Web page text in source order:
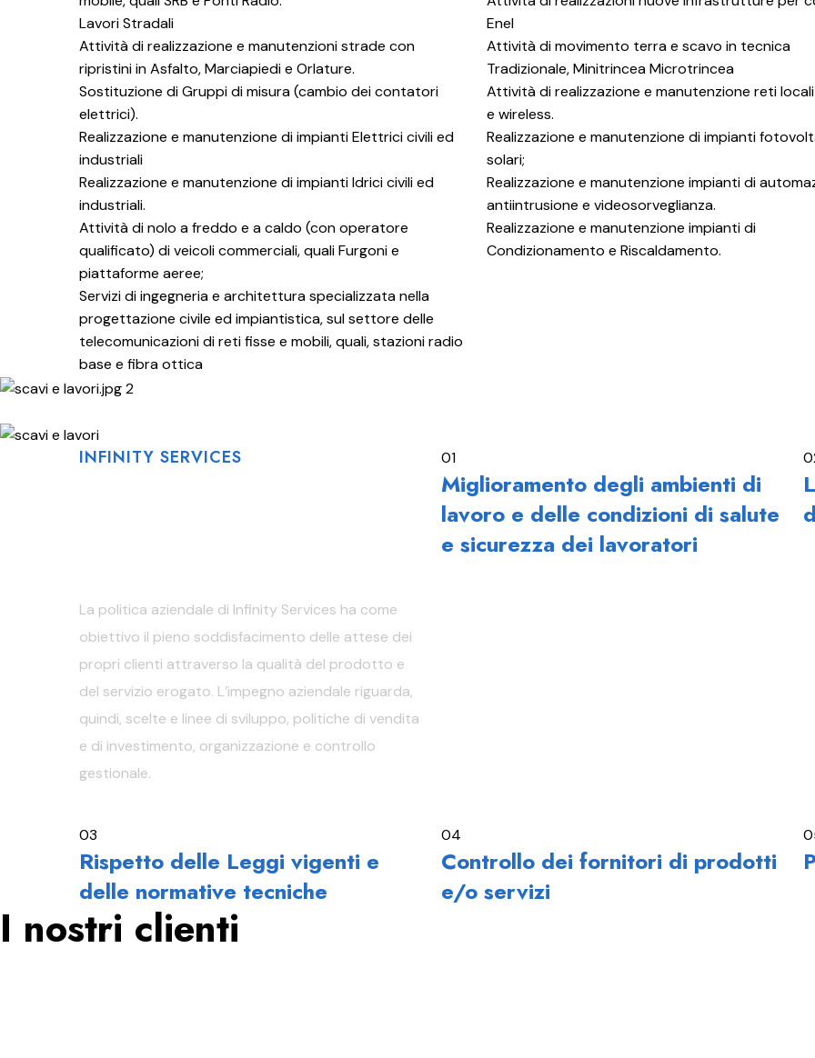
Lavori Stradali
Attività di realizzazione e manutenzioni strade con
ripristini in Asfalto, Marciapiedi e Orlature.
Sostituzione di Gruppi di misura (cambio dei contatori
elettrici).
Realizzazione e manutenzione di impianti Elettrici civili ed
industriali
Realizzazione e manutenzione di impianti Idrici civili ed
industriali.
Attività di nolo a freddo e a caldo (con operatore
qualificato) di veicoli commerciali, quali Furgoni e
piattaforme aeree;
Servizi di ingegneria e architettura specializzata nella
progettazione civile ed impiantistica, sul settore delle
telecomunicazioni di reti fisse e mobili, quali, stazioni radio
base e fibra ottica
Enel
Attività di movimento terra e scavo in tecnica
Tradizionale, Minitrincea Microtrincea
Attività di realizzazione e manutenzione reti
e wireless.
Realizzazione e manutenzione di impianti
solari;
Realizzazione e manutenzione impianti di
antiintrusione e videosorveglianza.
Realizzazione e manutenzione impianti di
Condizionamento e Riscaldamento.
INFINITY SERVICES
La politica aziendale di Infinity Services ha come
obiettivo il pieno soddisfacimento delle attese dei
propri clienti attraverso la qualità del prodotto e
del servizio erogato. L’impegno aziendale riguarda,
quindi, scelte e linee di sviluppo, politiche di vendita
e di investimento, organizzazione e controllo
gestionale.
01
Miglioramento degli ambienti di
lavoro e delle condizioni di salute
e sicurezza dei lavoratori
03
Rispetto delle Leggi vigenti e
delle normative tecniche
04
Controllo dei fornitori di prodotti
e/o servizi
I nostri clienti